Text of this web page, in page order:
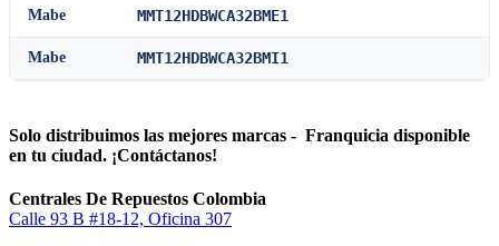
Mabe MMT12HDBWCA32BME1
Mabe MMT12HDBWCA32BMI1
Solo distribuimos las mejores marcas - Franquicia disponible
en tu ciudad. ¡Contáctanos!
Centrales De Repuestos Colombia
Calle 93 B #18-12, Oficina 307